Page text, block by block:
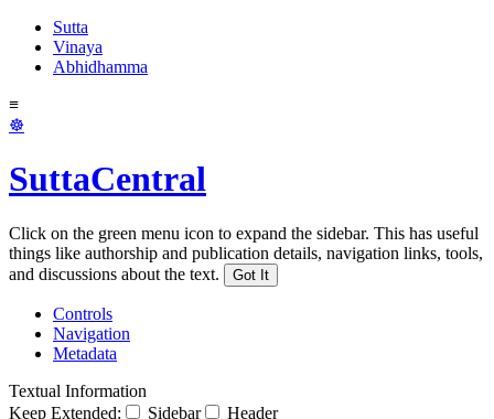
Sutta
Vinaya
Abhidhamma
≡
☸
SuttaCentral
Click on the green menu icon to expand the sidebar. This has useful
things like authorship and publication details, navigation links, tools,
and discussions about the text.
Got It
Controls
Navigation
Metadata
Textual Information
Keep Extended:
Sidebar
Header